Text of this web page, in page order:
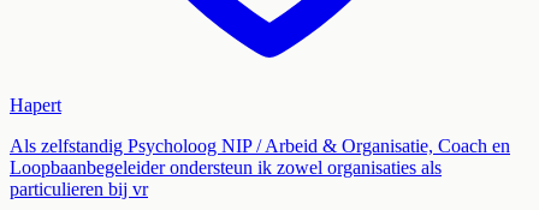
Hapert
Als zelfstandig Psycholoog NIP / Arbeid & Organisatie, Coach en
Loopbaanbegeleider ondersteun ik zowel organisaties als
particulieren bij vr